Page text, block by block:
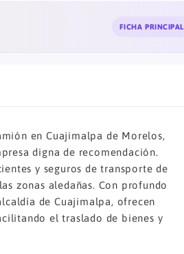
FICHA PRINCIPAL
en Cuajimalpa de Morelos,
digna de recomendación.
y seguros de transporte de
zonas aledañas. Con profundo
de Cuajimalpa, ofrecen
el traslado de bienes y